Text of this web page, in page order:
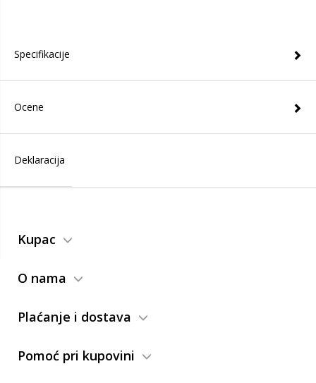
Specifikacije
Ocene
Deklaracija
Kupac
O nama
Plaćanje i dostava
Pomoć pri kupovini